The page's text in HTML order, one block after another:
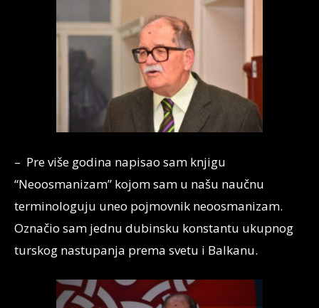
– Pre više godina napisao sam knjigu
“Neoosmanizam” kojom sam u našu naučnu
terminologuju uneo pojmovnik neoosmanizam.
Označio sam jednu dubinsku konstantu ukupnog
turskog nastupanja prema svetu i Balkanu.